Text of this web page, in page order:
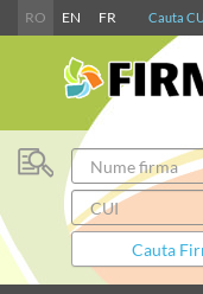
RO EN FR Cauta